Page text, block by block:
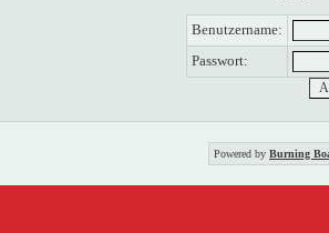
Benutzername:
Passwort:
Powered by Burning